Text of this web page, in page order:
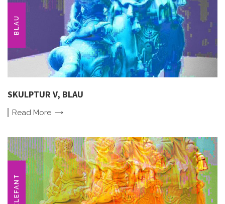
BLAU
SKULPTUR V, BLAU
Read More
ELEFANT